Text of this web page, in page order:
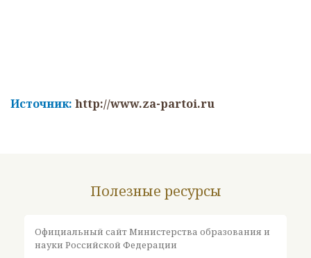
Источник: http://www.za-partoi.ru
Полезные ресурсы
Официальный сайт Министерства образования и
науки Российской Федерации